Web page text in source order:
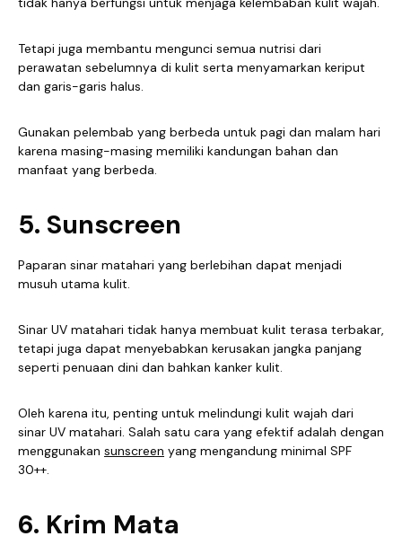
Tetapi juga membantu mengunci semua nutrisi dari
perawatan sebelumnya di kulit serta menyamarkan keriput
dan garis-garis halus.
Gunakan pelembab yang berbeda untuk pagi dan malam hari
karena masing-masing memiliki kandungan bahan dan
manfaat yang berbeda.
5. Sunscreen
Paparan sinar matahari yang berlebihan dapat menjadi
musuh utama kulit.
Sinar UV matahari tidak hanya membuat kulit terasa terbakar,
tetapi juga dapat menyebabkan kerusakan jangka panjang
seperti penuaan dini dan bahkan kanker kulit.
Oleh karena itu, penting untuk melindungi kulit wajah dari
sinar UV matahari. Salah satu cara yang efektif adalah dengan
menggunakan sunscreen yang mengandung minimal SPF
30++.
6. Krim Mata